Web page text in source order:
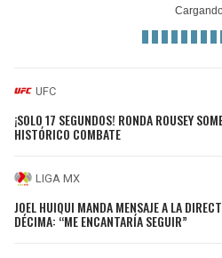
UFC
¡SOLO 17 SEGUNDOS! RONDA ROUSEY
HISTÓRICO COMBATE
LIGA MX
JOEL HUIQUI MANDA MENSAJE A LA
DÉCIMA: “ME ENCANTARÍA SEGUIR”